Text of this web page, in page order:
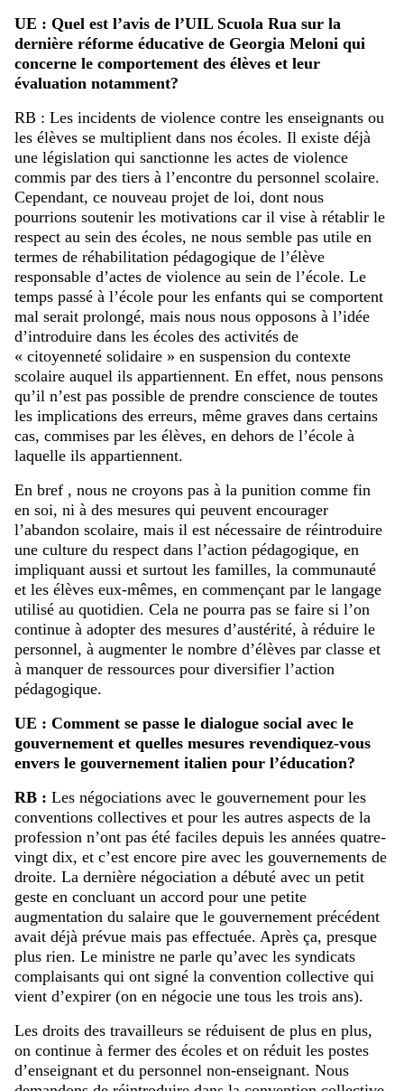
UE : Quel est l’avis de l’UIL Scuola Rua sur la
dernière réforme éducative de Georgia Meloni qui
concerne le comportement des élèves et leur
évaluation notamment?
RB : Les incidents de violence contre les enseignants ou
les élèves se multiplient dans nos écoles. Il existe déjà
une législation qui sanctionne les actes de violence
commis par des tiers à l’encontre du personnel scolaire.
Cependant, ce nouveau projet de loi, dont nous
pourrions soutenir les motivations car il vise à rétablir le
respect au sein des écoles, ne nous semble pas utile en
termes de réhabilitation pédagogique de l’élève
responsable d’actes de violence au sein de l’école. Le
temps passé à l’école pour les enfants qui se comportent
mal serait prolongé, mais nous nous opposons à l’idée
d’introduire dans les écoles des activités de
« citoyenneté solidaire » en suspension du contexte
scolaire auquel ils appartiennent. En effet, nous pensons
qu’il n’est pas possible de prendre conscience de toutes
les implications des erreurs, même graves dans certains
cas, commises par les élèves, en dehors de l’école à
laquelle ils appartiennent.
En bref , nous ne croyons pas à la punition comme fin
en soi, ni à des mesures qui peuvent encourager
l’abandon scolaire, mais il est nécessaire de réintroduire
une culture du respect dans l’action pédagogique, en
impliquant aussi et surtout les familles, la communauté
et les élèves eux-mêmes, en commençant par le langage
utilisé au quotidien. Cela ne pourra pas se faire si l’on
continue à adopter des mesures d’austérité, à réduire le
personnel, à augmenter le nombre d’élèves par classe et
à manquer de ressources pour diversifier l’action
pédagogique.
UE : Comment se passe le dialogue social avec le
gouvernement et quelles mesures revendiquez-vous
envers le gouvernement italien pour l’éducation?
RB : Les négociations avec le gouvernement pour les
conventions collectives et pour les autres aspects de la
profession n’ont pas été faciles depuis les années quatre-
vingt dix, et c’est encore pire avec les gouvernements de
droite. La dernière négociation a débuté avec un petit
geste en concluant un accord pour une petite
augmentation du salaire que le gouvernement précédent
avait déjà prévue mais pas effectuée. Après ça, presque
plus rien. Le ministre ne parle qu’avec les syndicats
complaisants qui ont signé la convention collective qui
vient d’expirer (on en négocie une tous les trois ans).
Les droits des travailleurs se réduisent de plus en plus,
on continue à fermer des écoles et on réduit les postes
d’enseignant et du personnel non-enseignant. Nous